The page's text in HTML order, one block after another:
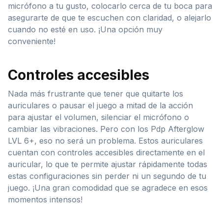
micrófono a tu gusto, colocarlo cerca de tu boca para
asegurarte de que te escuchen con claridad, o alejarlo
cuando no esté en uso. ¡Una opción muy
conveniente!
Controles accesibles
Nada más frustrante que tener que quitarte los
auriculares o pausar el juego a mitad de la acción
para ajustar el volumen, silenciar el micrófono o
cambiar las vibraciones. Pero con los Pdp Afterglow
LVL 6+, eso no será un problema. Estos auriculares
cuentan con controles accesibles directamente en el
auricular, lo que te permite ajustar rápidamente todas
estas configuraciones sin perder ni un segundo de tu
juego. ¡Una gran comodidad que se agradece en esos
momentos intensos!